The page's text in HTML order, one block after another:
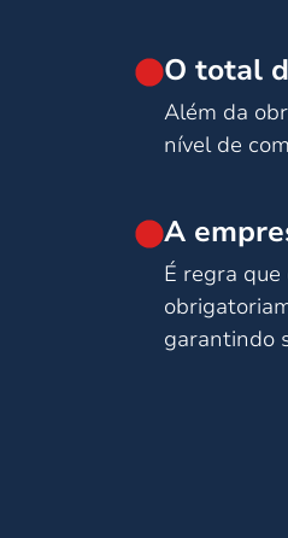
O total
Além da
nível de
A
É regra
garantindo